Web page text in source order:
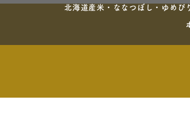
北海道産米・ななつぼし・ゆめ